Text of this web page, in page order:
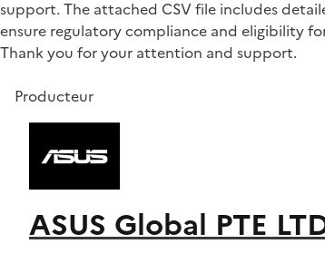
support. The attached CSV file includes
ensure regulatory compliance and eligibility
Thank you for your attention and support.
Producteur
ASUS Global PTE